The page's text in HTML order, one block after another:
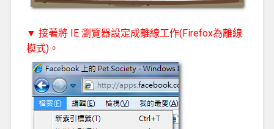
▼ 接著將 IE 瀏覽器設定成離線工作(Firefox為離線
模式)。